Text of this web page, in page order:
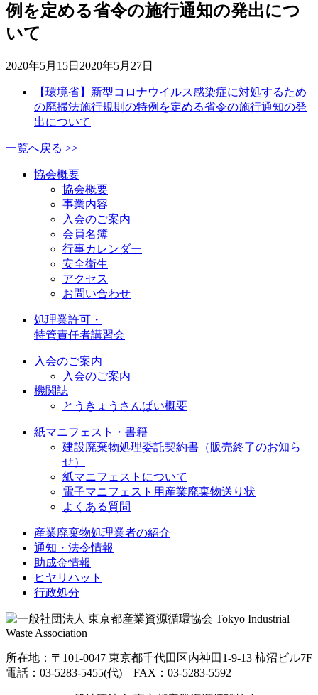
例を定める省令の施行通知の発出につ
いて
2020年5月15日 2020年5月27日
【環境省】新型コロナウイルス感染症に対処するため
の廃掃法施行規則の特例を定める省令の施行通知の発
出について
一覧へ戻る >>
協会概要
協会概要
事業内容
入会のご案内
会員名簿
行事カレンダー
安全衛生
アクセス
お問い合わせ
処理業許可・
特管責任者講習会
入会のご案内
入会のご案内
機関誌
とうきょうさんぱい概要
紙マニフェスト・書籍
建設廃棄物処理委託契約書（販売終了のお知ら
せ）
紙マニフェストについて
電子マニフェスト用産業廃棄物送り状
よくある質問
産業廃棄物処理業者の紹介
通知・法令情報
助成金情報
ヒヤリハット
行政処分
所在地：〒101-0047 東京都千代田区内神田1-9-13 柿沼ビル7F
電話：03-5283-5455(代) FAX：03-5283-5592